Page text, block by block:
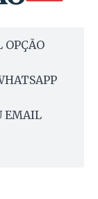
OPÇÃO
EMAIL